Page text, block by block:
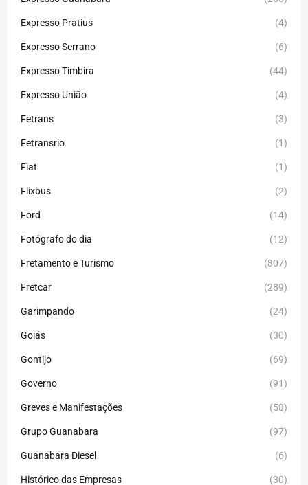
Expresso Pratius (4)
Expresso Serrano (6)
Expresso Timbira (44)
Expresso União (4)
Fetrans (3)
Fetransrio (1)
Fiat (1)
Flixbus (2)
Ford (14)
Fotógrafo do dia (12)
Fretamento e Turismo (807)
Fretcar (289)
Garimpando (24)
Goiás (30)
Gontijo (69)
Governo (91)
Greves e Manifestações (58)
Grupo Guanabara (97)
Guanabara Diesel (6)
Histórico das Empresas (30)